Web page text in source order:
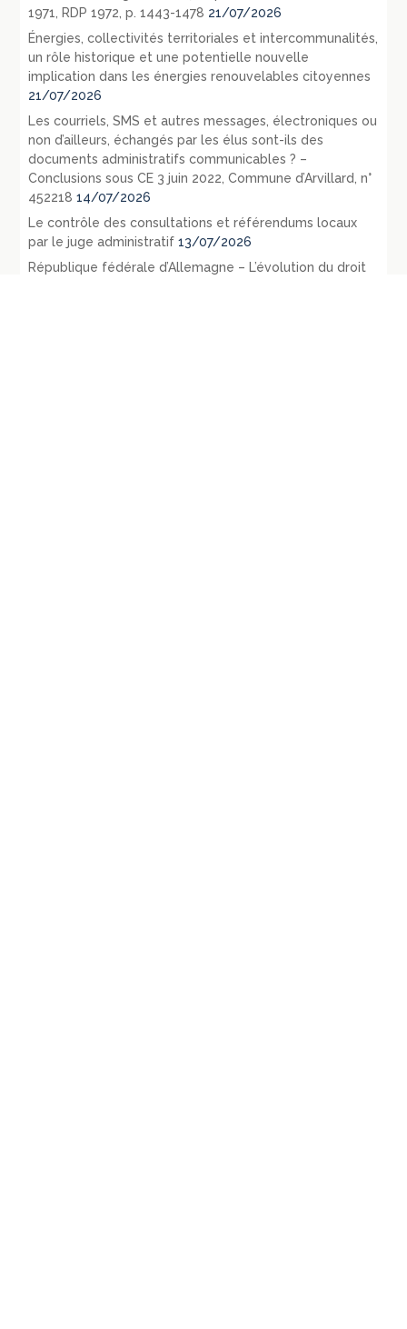
1971, RDP 1972, p. 1443-1478 21/07/2026
Énergies, collectivités territoriales et intercommunalités,
un rôle historique et une potentielle nouvelle
implication dans les énergies renouvelables citoyennes
21/07/2026
Les courriels, SMS et autres messages, électroniques ou
non d’ailleurs, échangés par les élus sont-ils des
documents administratifs communicables ? –
Conclusions sous CE 3 juin 2022, Commune d’Arvillard, n°
452218 14/07/2026
Le contrôle des consultations et référendums locaux
par le juge administratif 13/07/2026
République fédérale d’Allemagne – L’évolution du droit